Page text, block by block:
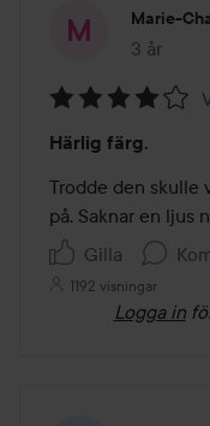
Marie-
3 år
Inlägget
4
av
5
Härlig färg.
Trodde den skulle
på. Saknar en ljus
Gilla
1192 visningar
Logga in